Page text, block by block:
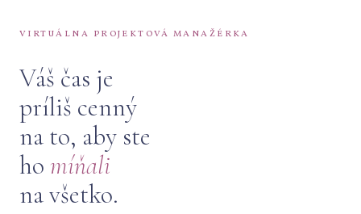
VIRTUÁLNA PROJEKTOVÁ MANAŽÉRKA
Váš čas je
príliš cenný
na to, aby ste
ho míňali
na všetko.